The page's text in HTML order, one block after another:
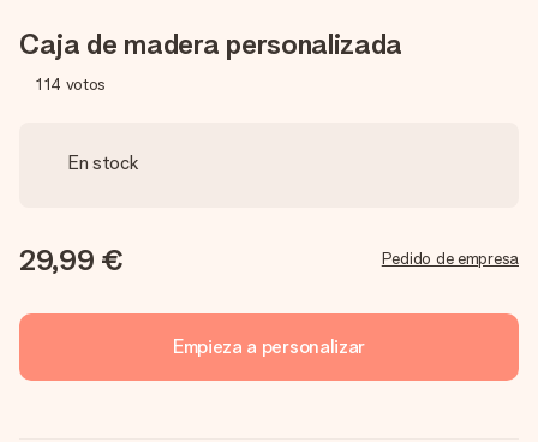
Caja de madera personalizada
114 votos
En stock
29,99 € Pedido de empresa
Empieza a personalizar